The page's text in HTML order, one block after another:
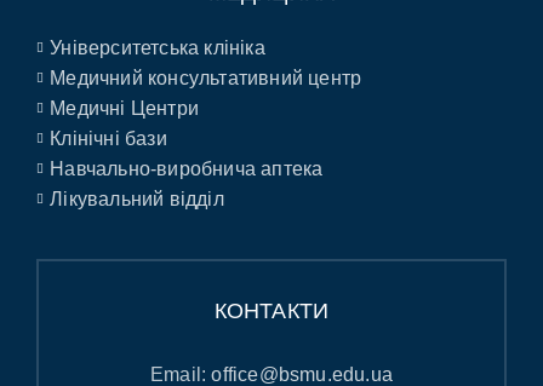
Університетська клініка
Медичний консультативний центр
Медичні Центри
Клінічні бази
Навчально-виробнича аптека
Лікувальний відділ
КОНТАКТИ
Email:office@bsmu.edu.ua